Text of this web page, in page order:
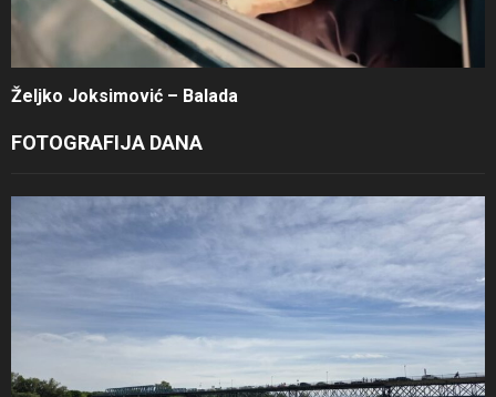
Željko Joksimović – Balada
FOTOGRAFIJA DANA